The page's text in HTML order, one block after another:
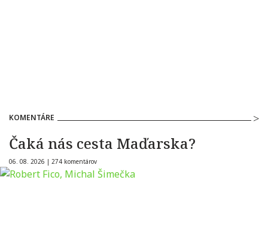
KOMENTÁRE
Čaká nás cesta Maďarska?
06. 08. 2026 | 274 komentárov